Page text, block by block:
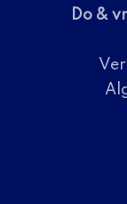
Do & vr